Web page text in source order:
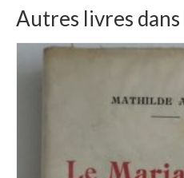
Autres livres dans